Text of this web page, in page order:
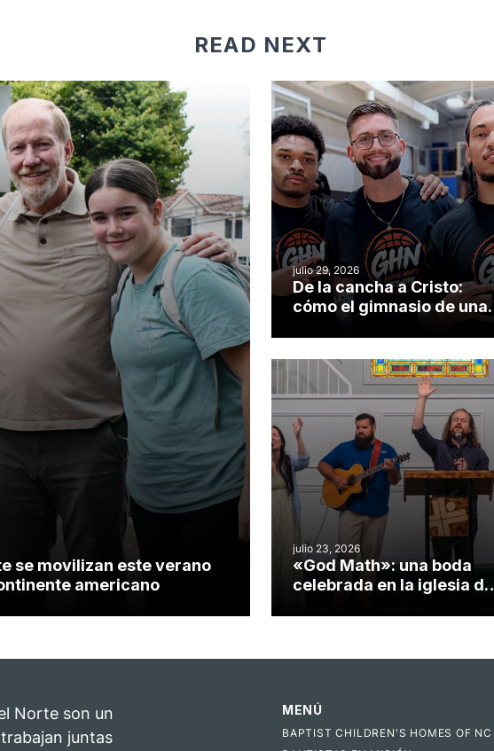
READ NEXT
se movilizan este verano
americano
julio 29, 2026
De la cancha a Cristo:
cómo el gimnasio de una
misionero te cuento
julio 23, 2026
«God Math»: una boda
celebrada en la iglesia de
Norte son un
juntas
MENÚ
BAPTIST CHILDREN'S HOMES OF NC